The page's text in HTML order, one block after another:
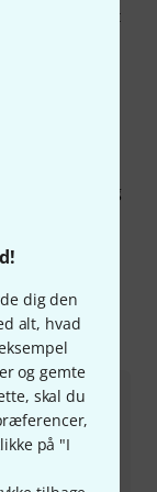
dig den
alt, hvad
og gemte
skal du
på "I
Produkter ialt
Weird Al
vores
og ekstra
og
på
os